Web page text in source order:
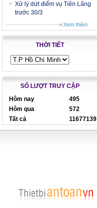
Xử lý dứt điểm vụ Tiên Lãng
trước 30/3
Xem thêm
THỜI TIẾT
SỐ LƯỢT TRUY CẬP
Hôm nay
495
Hôm qua
572
Tất cả
11677139